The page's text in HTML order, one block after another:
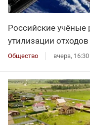
Российские
утилизации
Общество вчера, 16:30